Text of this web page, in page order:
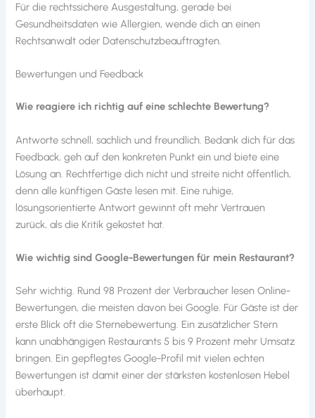
Für die rechtssichere Ausgestaltung, gerade bei
Gesundheitsdaten wie Allergien, wende dich an einen
Rechtsanwalt oder Datenschutzbeauftragten.
Bewertungen und Feedback
Wie reagiere ich richtig auf eine schlechte Bewertung?
Antworte schnell, sachlich und freundlich. Bedank dich für das
Feedback, geh auf den konkreten Punkt ein und biete eine
Lösung an. Rechtfertige dich nicht und streite nicht öffentlich,
denn alle künftigen Gäste lesen mit. Eine ruhige,
lösungsorientierte Antwort gewinnt oft mehr Vertrauen
zurück, als die Kritik gekostet hat.
Wie wichtig sind Google-Bewertungen für mein Restaurant?
Sehr wichtig. Rund 98 Prozent der Verbraucher lesen Online-
Bewertungen, die meisten davon bei Google. Für Gäste ist der
erste Blick oft die Sternebewertung. Ein zusätzlicher Stern
kann unabhängigen Restaurants 5 bis 9 Prozent mehr Umsatz
bringen. Ein gepflegtes Google-Profil mit vielen echten
Bewertungen ist damit einer der stärksten kostenlosen Hebel
überhaupt.